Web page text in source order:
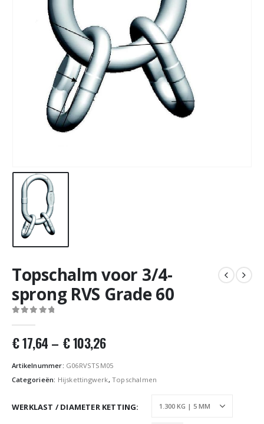
Topschalm voor 3/4-
sprong RVS Grade 60
€17,64 – €103,26
Artikelnummer: G06RVSTSM05
Categorieën: Hijskettingwerk,Topschalmen
WERKLAST / DIAMETER KETTING